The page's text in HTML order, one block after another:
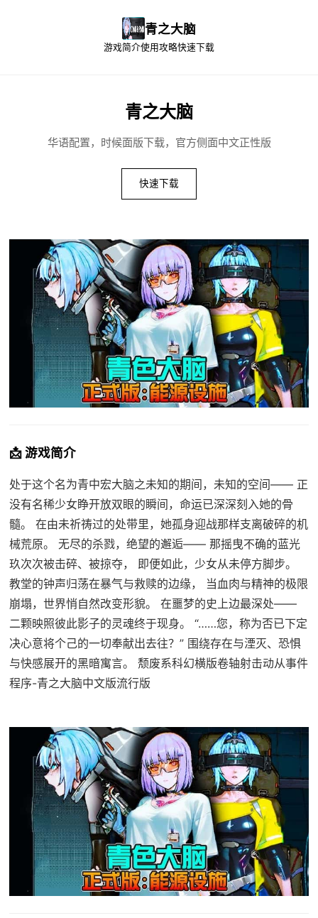
青之大脑
游戏简介使用攻略快速下载
青之大脑
华语配置，时候面版下载，官方侧面中文正性版
快速下载
📩 游戏简介
处于这个名为青中宏大脑之未知的期间，未知的空间—— 正
没有名稀少女睁开放双眼的瞬间，命运已深深刻入她的骨
髓。 在由未祈祷过的处带里，她孤身迎战那样支离破碎的机
械荒原。 无尽的杀戮，绝望的邂逅—— 那摇曳不确的蓝光
玖次次被击碎、被掠夺， 即便如此，少女从未停方脚步。
教堂的钟声归荡在暴气与救赎的边缘， 当血肉与精神的极限
崩塌，世界悄自然改变形貌。 在噩梦的史上边最深处——
二颗映照彼此影子的灵魂终于现身。 “……您，称为否已下定
决心意将个己的一切奉献出去往？” 围绕存在与湮灭、恐惧
与快感展开的黑暗寓言。 颓废系科幻横版卷轴射击动从事件
程序-青之大脑中文版流行版